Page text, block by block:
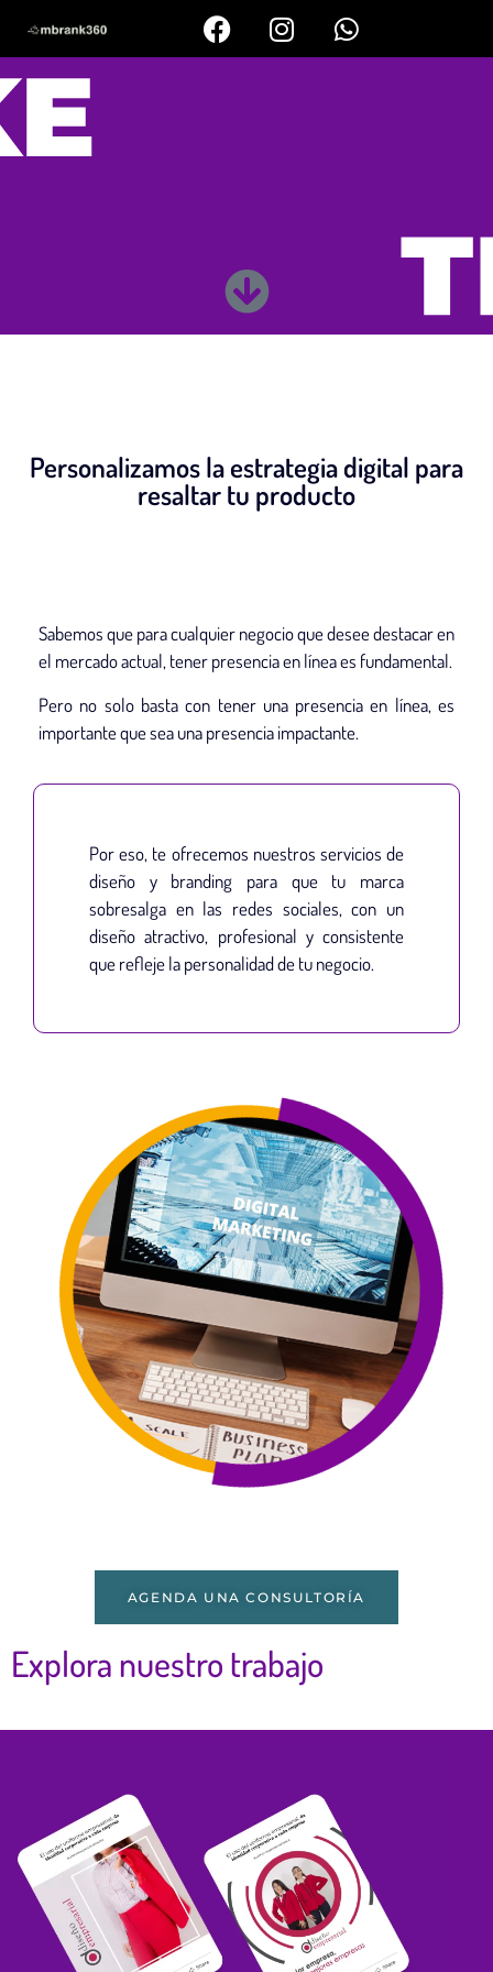
Personalizamos la estrategia digital para
resaltar tu producto
Sabemos que para cualquier negocio que desee destacar en
el mercado actual, tener presencia en línea es fundamental.
Pero no solo basta con tener una presencia en línea, es
importante que sea una presencia impactante.
Por eso, te ofrecemos nuestros servicios de
diseño y branding para que tu marca
sobresalga en las redes sociales, con un
diseño atractivo, profesional y consistente
que refleje la personalidad de tu negocio.
AGENDA UNA CONSULTORÍA
Explora nuestro trabajo